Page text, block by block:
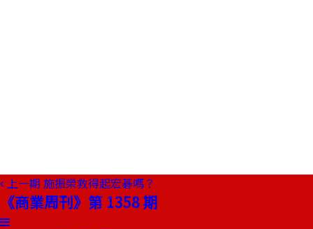
上一期 施振榮救得起宏碁嗎？
《商業周刊》第 1358 期